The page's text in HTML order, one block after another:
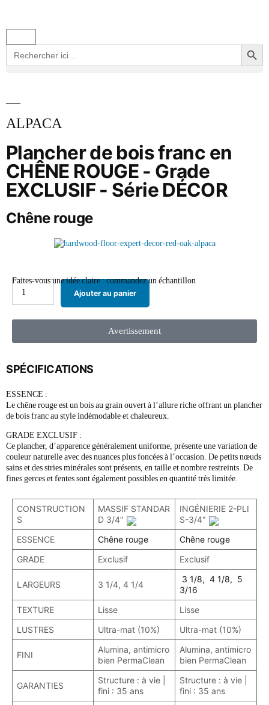
Search
for:
Search Button
ALPACA
Plancher de bois franc en
CHÊNE ROUGE - Grade
EXCLUSIF - Série DÉCOR
Chêne rouge
Faites-vous une idée claire : commandez un échantillon
Ajouter au panier
Avertissement
SPÉCIFICATIONS
ESSENCE :
Le chêne rouge est un bois au grain ouvert à l’allure riche offrant un plancher
de bois franc au style indémodable et chaleureux.
GRADE EXCLUSIF :
Ce plancher, d’apparence généralement uniforme, présente une variation de
couleur naturelle avec des nuances plus foncées à l’occasion. De petits nœuds
sains et des stries minérales sont présents, en taille et nombre restreints. De
fines gerces et fentes sont également possibles en quantité très limitée.
CONSTRUCTION
S
MASSIF STANDAR
D 3/4″
INGÉNIERIE 2-PLI
S-3/4″
ESSENCE
Chêne rouge
Chêne rouge
GRADE
Exclusif Exclusif
LARGEURS 3 1/4, 4 1/4
3 1/8, 4 1/8, 5
3/16
TEXTURE
Lisse
Lisse
LUSTRES
Ultra-mat (10%) Ultra-mat (10%)
FINI
Alumina, antimicro
bien PermaClean
Alumina, antimicro
bien PermaClean
GARANTIES
Structure : à vie |
fini : 35 ans
Structure : à vie |
fini : 35 ans